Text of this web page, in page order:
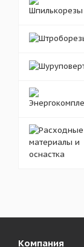
Компания